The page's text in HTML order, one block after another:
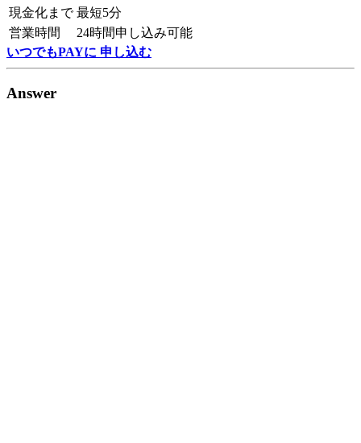
現金化まで 最短5分
営業時間
24時間申し込み可能
いつでもPAYに 申し込む
Answer